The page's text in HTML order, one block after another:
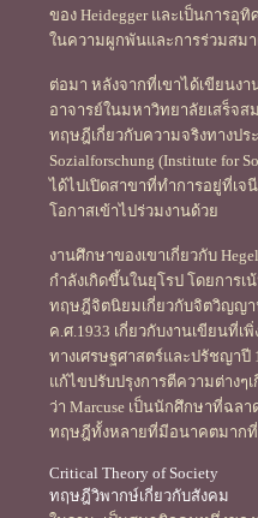
ของ Heidegger และเป็นการอุ
ในความผูกพันและการร่วมสมา
ต่อมา หลังจากที่เขาได้เขียนง
อาจารย์ในมหาวิทยาลัยเสร็จส
ทฤษฎีเกี่ยวกับความจริงทางปร
Sozialforschung (Institute
ได้ไปเปิดสาขาที่ทำการอยู่ที่เจ
โอกาสเข้าไปร่วมงานด้วย
งานศึกษาของเขาเกี่ยวกับ
กำลังเกิดขึ้นในยุโรป โดยการ
ทฤษฎีจิตนิยมเกี่ยวกับจิตวิญญา
ค.ศ.1933 เกี่ยวกับงานเขียนที่เ
ทางเศรษฐศาสตร์และปรัชญา
แก้ไขปรับปรุงการตีความต่างๆ
ว่า Marcuse เป็นนักศึกษาที่ฉ
ทฤษฎีทั้งหลายที่มีอนาคตมากที่
Critical Theory of Society
ทฤษฎีวิพากษ์เกี่ยวกับสังคม